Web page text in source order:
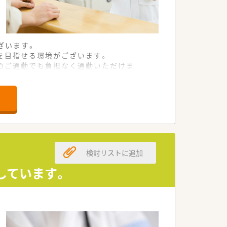
ます。
指せる環境がございます。
通勤でも負担なく通勤いただけま
います。
検討リストに追加